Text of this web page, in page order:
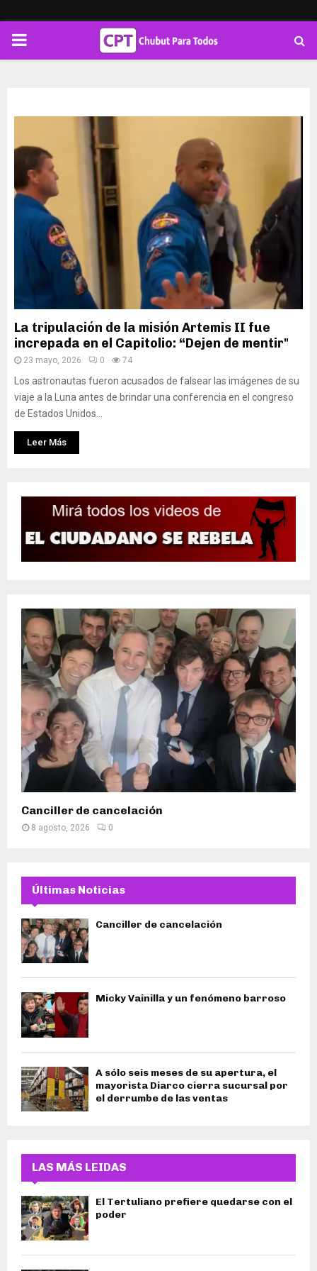
PRIMARY
La tripulación de la misión Artemis II fue
increpada en el Capitolio: “Dejen de mentir"
23 mayo, 2026 0 74
Los astronautas fueron acusados de falsear las imágenes de su
viaje a la Luna antes de brindar una conferencia en el congreso
de Estados Unidos...
Leer Más
Canciller de cancelación
8 agosto, 2026 0
Últimas Noticias
Canciller de cancelación
Micky Vainilla y un fenómeno barroso
A sólo seis meses de su apertura, el
mayorista Diarco cierra sucursal por
el derrumbe de las ventas
LAS MÁS LEIDAS
El Tertuliano prefiere quedarse con el
poder